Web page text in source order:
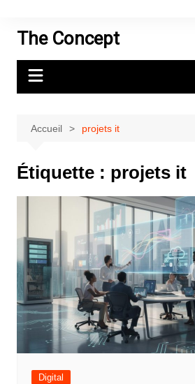
contenuThe Concept
Accueil projets it
Étiquette : projets it
Digital